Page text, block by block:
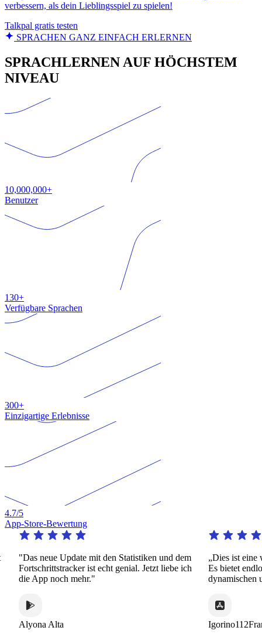
verbessern, als dein Lieblingsspiel zu spielen!
Talkpal gratis testen
SPRACHEN GANZ EINFACH ERLERNEN
SPRACHLERNEN AUF HÖCHSTEM
NIVEAU
10,000,000+
Benutzer
130+
Verfügbare Sprachen
300+
Einzigartige Erlebnisse
4.7/5
App-Store-Bewertung
"Das neue Update mit den Statistiken und dem
Fortschrittstracker ist echt genial. Jetzt liebe ich
die App noch mehr."
Alyona Alta
„Dies ist eine
Es bietet
dynamischen